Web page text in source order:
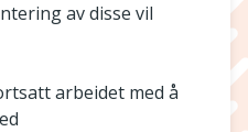
av disse vil
arbeidet med å